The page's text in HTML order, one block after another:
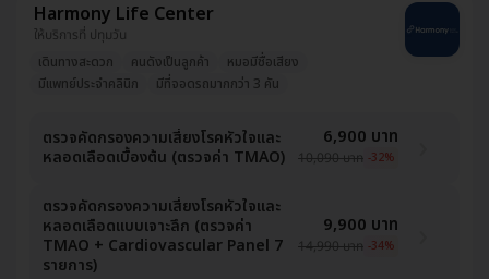
Harmony Life Center
ให้บริการที่ ปทุมวัน
เดินทางสะดวก
คนดังเป็นลูกค้า
หมอมีชื่อเสียง
มีแพทย์ประจำคลินิก
มีที่จอดรถมากกว่า 3 คัน
ตรวจคัดกรองความเสี่ยงโรคหัวใจและ
หลอดเลือดเบื้องต้น (ตรวจค่า TMAO)
6,900 บาท
10,090 บาท -32%
ตรวจคัดกรองความเสี่ยงโรคหัวใจและ
หลอดเลือดแบบเจาะลึก (ตรวจค่า
TMAO + Cardiovascular Panel 7
รายการ)
9,900 บาท
14,990 บาท -34%